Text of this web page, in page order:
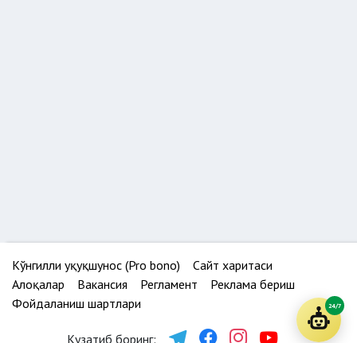
Кўнгилли ҳуқуқшунос (Pro bono)
Сайт харитаси
Алоқалар
Вакансия Регламент
Реклама бериш
Фойдаланиш шартлари
Кузатиб боринг:
24/7